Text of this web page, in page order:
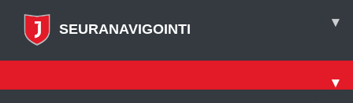
SEURANAVIGOINTI ▾
▾